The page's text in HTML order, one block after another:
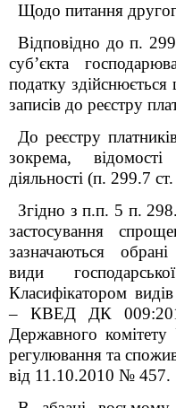
Щодо питання
Відповідно до п.
суб’єкта
податку
записів до реєстру
До реєстру
зокрема,
діяльності (п. 299.7
Згідно з п.п. 5 п.
застосування
зазначаються
види
Класифікатором видів
– КВЕД ДК
Державного комітету
регулювання та
від 11.10.2010 № 457.